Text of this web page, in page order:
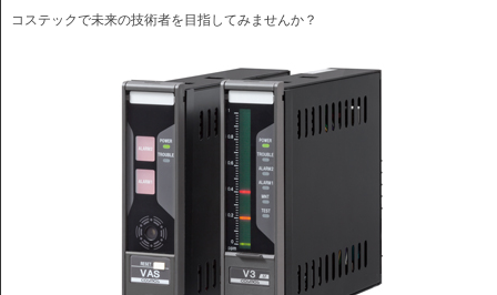
コステックで未来の技術者を目指してみませんか？